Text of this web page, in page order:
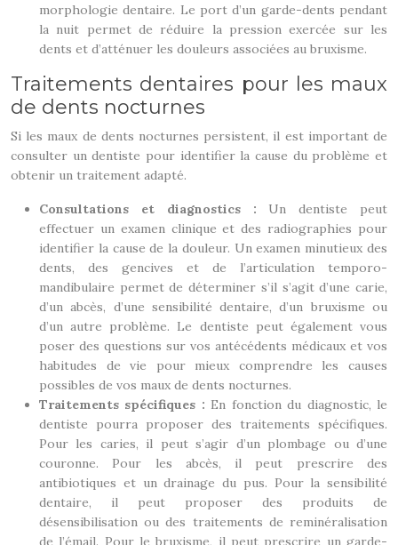
morphologie dentaire. Le port d’un garde-dents pendant
la nuit permet de réduire la pression exercée sur les
dents et d’atténuer les douleurs associées au bruxisme.
Traitements dentaires pour les maux
de dents nocturnes
Si les maux de dents nocturnes persistent, il est important de
consulter un dentiste pour identifier la cause du problème et
obtenir un traitement adapté.
Consultations et diagnostics : Un dentiste peut
effectuer un examen clinique et des radiographies pour
identifier la cause de la douleur. Un examen minutieux des
dents, des gencives et de l’articulation temporo-
mandibulaire permet de déterminer s’il s’agit d’une carie,
d’un abcès, d’une sensibilité dentaire, d’un bruxisme ou
d’un autre problème. Le dentiste peut également vous
poser des questions sur vos antécédents médicaux et vos
habitudes de vie pour mieux comprendre les causes
possibles de vos maux de dents nocturnes.
Traitements spécifiques : En fonction du diagnostic, le
dentiste pourra proposer des traitements spécifiques.
Pour les caries, il peut s’agir d’un plombage ou d’une
couronne. Pour les abcès, il peut prescrire des
antibiotiques et un drainage du pus. Pour la sensibilité
dentaire, il peut proposer des produits de
désensibilisation ou des traitements de reminéralisation
de l’émail. Pour le bruxisme, il peut prescrire un garde-